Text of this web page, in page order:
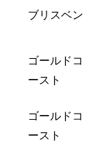
ブリスベン
ゴールドコ
ースト
ゴールドコ
ースト